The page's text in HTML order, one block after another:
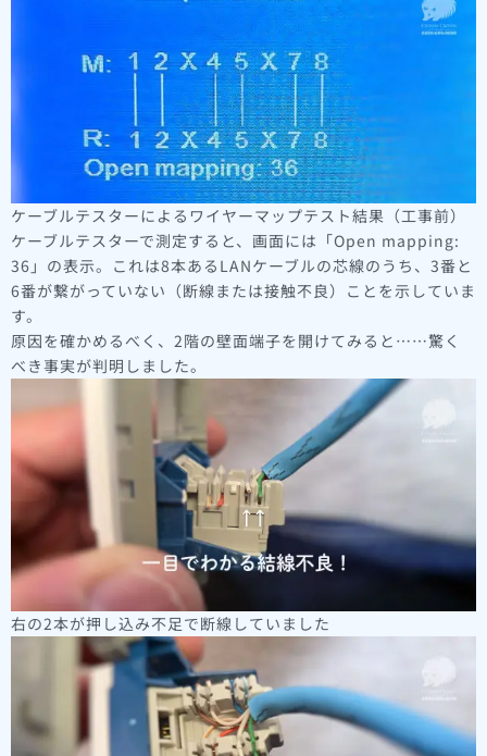
ケーブルテスターによるワイヤーマップテスト結果（工事前）
ケーブルテスターで測定すると、画面には「Open mapping:
36」の表示。これは8本あるLANケーブルの芯線のうち、3番と
6番が繋がっていない（断線または接触不良）ことを示していま
す。
原因を確かめるべく、2階の壁面端子を開けてみると……驚く
べき事実が判明しました。
右の2本が押し込み不足で断線していました